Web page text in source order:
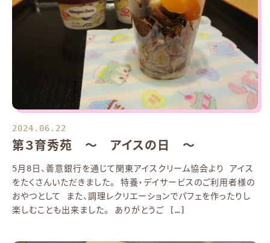
2024.06.22
第３育秀苑 ～ アイスの日 ～
5月8日、善意銀行を通じて関東アイスクリーム協会より アイス
をたくさんいただきました。 特養・デイサービスのご利用者様の
おやつとして また、調理レクリエーションでパフェを作ったりし
楽しむことも出来ました。 ありがとうご […]